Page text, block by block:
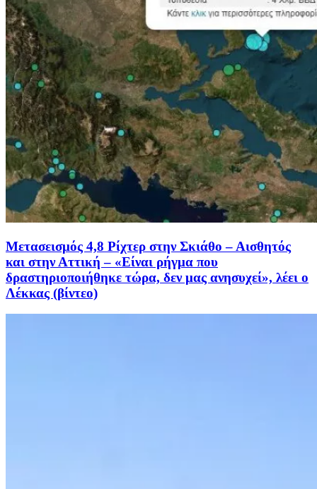
Μετασεισμός 4,8 Ρίχτερ στην Σκιάθο – Αισθητός
και στην Αττική – «Είναι ρήγμα που
δραστηριοποιήθηκε τώρα, δεν μας ανησυχεί», λέει ο
Λέκκας (βίντεο)